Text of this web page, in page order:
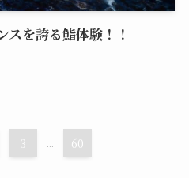
スを誇る鮨体験！！
3 ... 60